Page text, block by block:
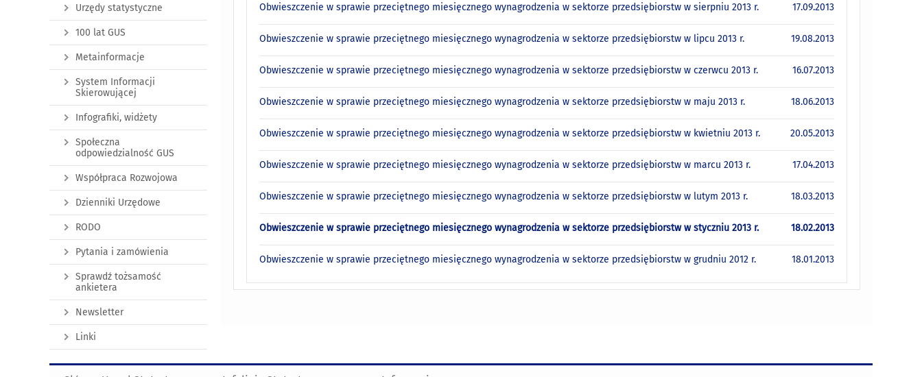
17.09.2013
Obwieszczenie w sprawie przeciętnego miesięcznego wynagrodzenia w sektorze przedsiębiorstw w sierpniu 2013 r.
19.08.2013
Obwieszczenie w sprawie przeciętnego miesięcznego wynagrodzenia w sektorze przedsiębiorstw w lipcu 2013 r.
16.07.2013
Obwieszczenie w sprawie przeciętnego miesięcznego wynagrodzenia w sektorze przedsiębiorstw w czerwcu 2013 r.
18.06.2013
Obwieszczenie w sprawie przeciętnego miesięcznego wynagrodzenia w sektorze przedsiębiorstw w maju 2013 r.
20.05.2013
Obwieszczenie w sprawie przeciętnego miesięcznego wynagrodzenia w sektorze przedsiębiorstw w kwietniu 2013 r.
17.04.2013
Obwieszczenie w sprawie przeciętnego miesięcznego wynagrodzenia w sektorze przedsiębiorstw w marcu 2013 r.
18.03.2013
Obwieszczenie w sprawie przeciętnego miesięcznego wynagrodzenia w sektorze przedsiębiorstw w lutym 2013 r.
18.02.2013
Obwieszczenie w sprawie przeciętnego miesięcznego wynagrodzenia w sektorze przedsiębiorstw w styczniu 2013 r.
18.01.2013
Obwieszczenie w sprawie przeciętnego miesięcznego wynagrodzenia w sektorze przedsiębiorstw w grudniu 2012 r.
Urzędy statystyczne
100 lat GUS
Metainformacje
System Informacji
Skierowującej
Infografiki, widżety
Społeczna
odpowiedzialność GUS
Współpraca Rozwojowa
Dzienniki Urzędowe
RODO
Pytania i zamówienia
Sprawdź tożsamość
ankietera
Newsletter
Linki